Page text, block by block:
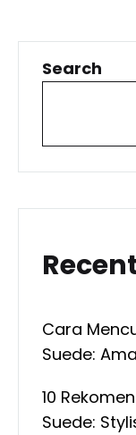
Search
Cara
Suede:
10
Suede: